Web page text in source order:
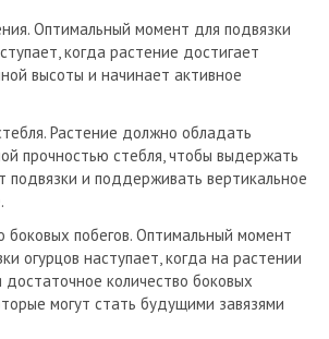
Оптимальный момент для подвязки
когда растение достигает
высоты и начинает активное
Растение должно обладать
прочностью стебля, чтобы выдержать
подвязки и поддерживать вертикальное
боковых побегов. Оптимальный момент
огурцов наступает, когда на растении
достаточное количество боковых
могут стать будущими завязями